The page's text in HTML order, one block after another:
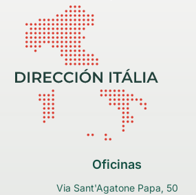
Oficinas
Via Sant'Agatone Papa, 50